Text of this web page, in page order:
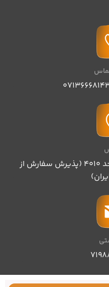
شیراز، مجتمع خلیج فارس، واحد ۴۰۱۰ (پذیرش سفارش از